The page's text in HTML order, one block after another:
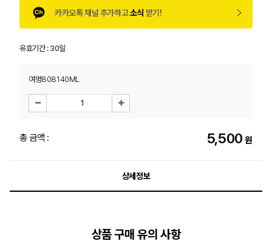
카카오톡 채널 추가하고소식 받기!
유효기간 :30일
여명808140ML
총 금액 : 5,500 원
상세정보
상품 구매 유의 사항